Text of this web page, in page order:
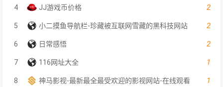
4 JJ游戏币价格 2
5 小二摸鱼导航栏-珍藏被互联网雪藏的黑科技网站 2
6 日常感悟 2
7 116网址大全 1
8 神马影视-最新最全最受欢迎的影视网站-在线观看 1